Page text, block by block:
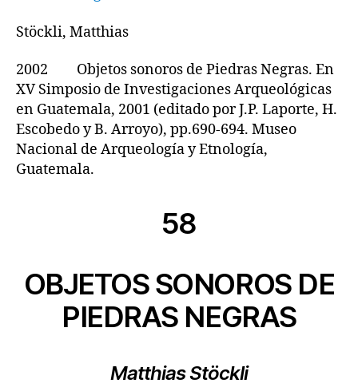
Stöckli, Matthias
2002 Objetos sonoros de Piedras Negras. En
XV Simposio de Investigaciones Arqueológicas
en Guatemala, 2001 (editado por J.P. Laporte, H.
Escobedo y B. Arroyo), pp.690-694. Museo
Nacional de Arqueología y Etnología,
Guatemala.
58
OBJETOS SONOROS DE
PIEDRAS NEGRAS
Matthias Stöckli